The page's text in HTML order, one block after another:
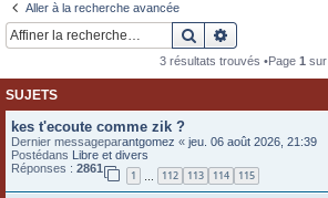
Aller à la recherche avancée
Rechercher
3 résultats trouvés •Page 1 sur
SUJETS
kes t'ecoute comme zik ?
Dernier messageparantgomez « jeu. 06 août 2026, 21:39
Postédans Libre et divers
Réponses : 2861
1 112 113 114 115